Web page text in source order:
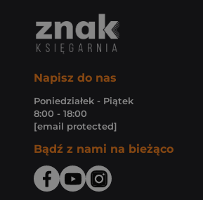
Napisz do nas
Poniedziałek - Piątek
8:00 - 18:00
[email protected]
Bądź z nami na bieżąco